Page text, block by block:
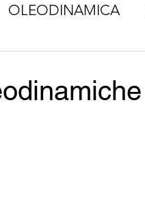
OLEODINAMICA